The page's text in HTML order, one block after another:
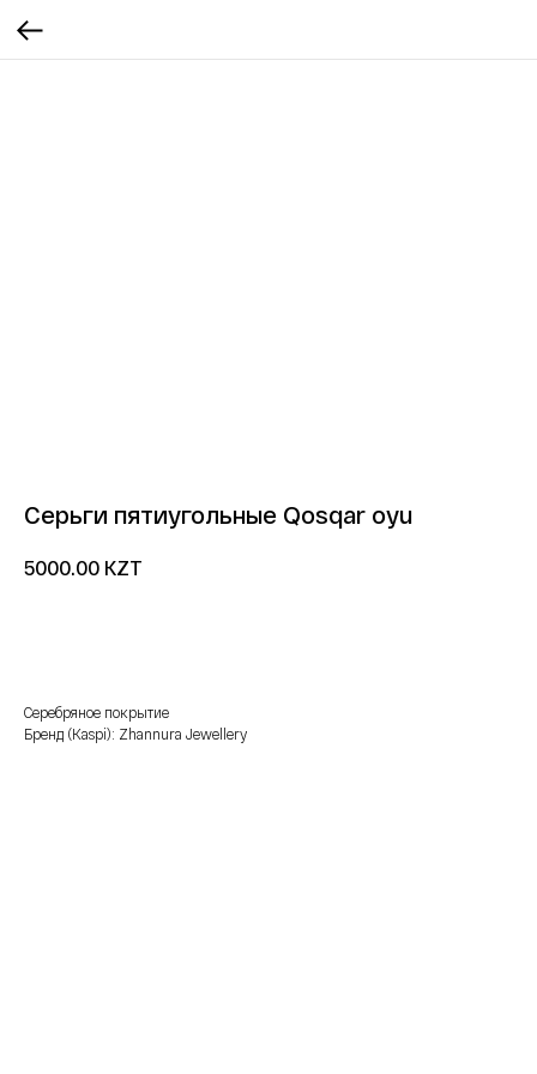
Серьги пятиугольные Qosqar oyu
5000.00 KZT
Серебряное покрытие
Бренд (Kaspi): Zhannura Jewellery